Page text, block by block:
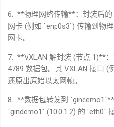
6. **物理网络传输**：封装后的
网卡 (例如 `enp0s3`) 传输到物
网卡。
7. **VXLAN 解封装 (节点 1)**
4789 数据包。其 VXLAN 接口 (
还原出原始以太网帧。
8. **数据包转发到 `gindemo1`**
`gindemo1` (10.0.1.2) 的 `eth0`